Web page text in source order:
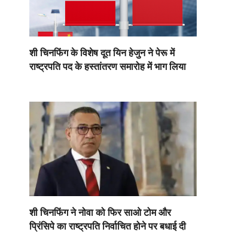
शी चिनफिंग के विशेष दूत यिन हेजुन ने पेरू में
राष्ट्रपति पद के हस्तांतरण समारोह में भाग लिया
शी चिनफिंग ने नोवा को फिर साओ टोम और
प्रिंसिपे का राष्ट्रपति निर्वाचित होने पर बधाई दी